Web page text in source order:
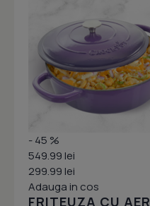
- 45 %
549.99 lei
299.99 lei
Adauga in cos
FRITEUZA CU